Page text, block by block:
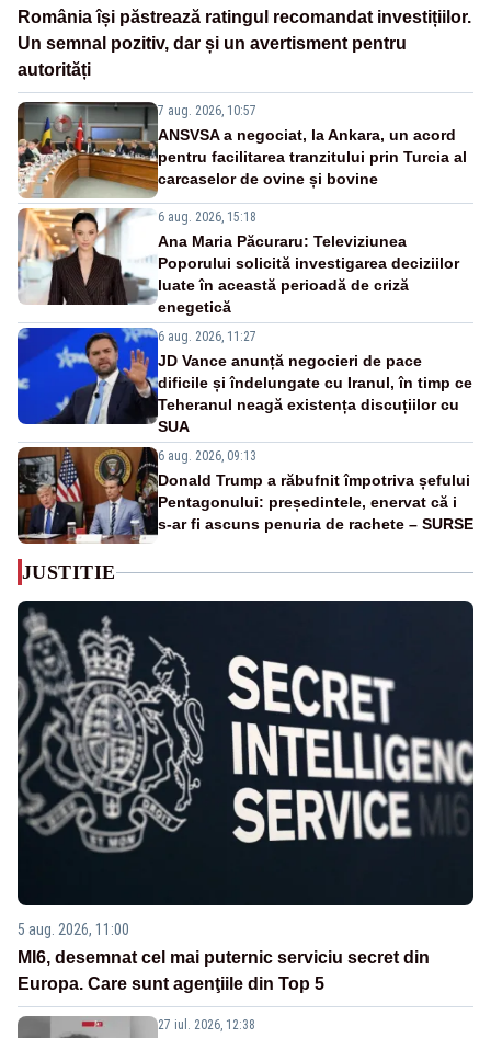
România își păstrează ratingul recomandat investițiilor.
Un semnal pozitiv, dar și un avertisment pentru
autorități
7 aug. 2026, 10:57
ANSVSA a negociat, la Ankara, un acord
pentru facilitarea tranzitului prin Turcia al
carcaselor de ovine și bovine
6 aug. 2026, 15:18
Ana Maria Păcuraru: Televiziunea
Poporului solicită investigarea deciziilor
luate în această perioadă de criză
enegetică
6 aug. 2026, 11:27
JD Vance anunță negocieri de pace
dificile și îndelungate cu Iranul, în timp ce
Teheranul neagă existența discuțiilor cu
SUA
6 aug. 2026, 09:13
Donald Trump a răbufnit împotriva șefului
Pentagonului: președintele, enervat că i
s-ar fi ascuns penuria de rachete – SURSE
JUSTITIE
5 aug. 2026, 11:00
MI6, desemnat cel mai puternic serviciu secret din
Europa. Care sunt agenţiile din Top 5
27 iul. 2026, 12:38